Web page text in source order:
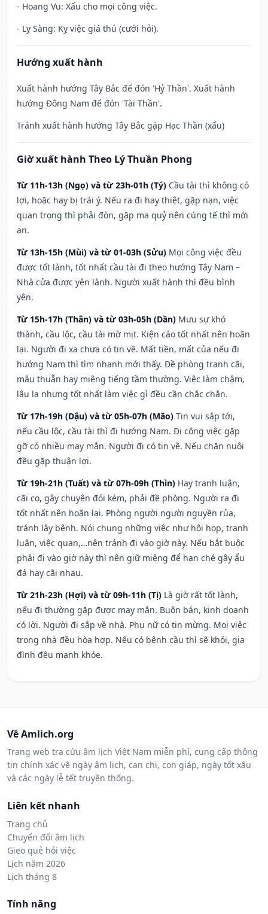
- Hoang Vu: Xấu cho mọi công việc.
- Ly Sàng: Kỵ việc giá thú (cưới hỏi).
Hướng xuất hành
Xuất hành hướng Tây Bắc để đón 'Hỷ Thần'. Xuất hành
hướng Đông Nam để đón 'Tài Thần'.
Tránh xuất hành hướng Tây Bắc gặp Hạc Thần (xấu)
Giờ xuất hành Theo Lý Thuần Phong
Từ 11h-13h (Ngọ) và từ 23h-01h (Tý) Cầu tài thì không có
lợi, hoặc hay bị trái ý. Nếu ra đi hay thiệt, gặp nạn, việc
quan trọng thì phải đòn, gặp ma quỷ nên cúng tế thì mới
an.
Từ 13h-15h (Mùi) và từ 01-03h (Sửu) Mọi công việc đều
được tốt lành, tốt nhất cầu tài đi theo hướng Tây Nam –
Nhà cửa được yên lành. Người xuất hành thì đều bình
yên.
Từ 15h-17h (Thân) và từ 03h-05h (Dần) Mưu sự khó
thành, cầu lộc, cầu tài mờ mịt. Kiện cáo tốt nhất nên hoãn
lại. Người đi xa chưa có tin về. Mất tiền, mất của nếu đi
hướng Nam thì tìm nhanh mới thấy. Đề phòng tranh cãi,
mâu thuẫn hay miệng tiếng tầm thường. Việc làm chậm,
lâu la nhưng tốt nhất làm việc gì đều cần chắc chắn.
Từ 17h-19h (Dậu) và từ 05h-07h (Mão) Tin vui sắp tới,
nếu cầu lộc, cầu tài thì đi hướng Nam. Đi công việc gặp
gỡ có nhiều may mắn. Người đi có tin về. Nếu chăn nuôi
đều gặp thuận lợi.
Từ 19h-21h (Tuất) và từ 07h-09h (Thìn) Hay tranh luận,
cãi cọ, gây chuyện đói kém, phải đề phòng. Người ra đi
tốt nhất nên hoãn lại. Phòng người người nguyền rủa,
tránh lây bệnh. Nói chung những việc như hội họp, tranh
luận, việc quan,…nên tránh đi vào giờ này. Nếu bắt buộc
phải đi vào giờ này thì nên giữ miệng để hạn ché gây ẩu
đả hay cãi nhau.
Từ 21h-23h (Hợi) và từ 09h-11h (Tị) Là giờ rất tốt lành,
nếu đi thường gặp được may mắn. Buôn bán, kinh doanh
có lời. Người đi sắp về nhà. Phụ nữ có tin mừng. Mọi việc
trong nhà đều hòa hợp. Nếu có bệnh cầu thì sẽ khỏi, gia
đình đều mạnh khỏe.
Về Amlich.org
Trang web tra cứu âm lịch Việt Nam miễn phí, cung cấp thông
tin chính xác về ngày âm lịch, can chi, con giáp, ngày tốt xấu
và các ngày lễ tết truyền thống.
Liên kết nhanh
Trang chủ
Chuyển đổi âm lịch
Gieo quẻ hỏi việc
Lịch năm 2026
Lịch tháng 8
Tính năng